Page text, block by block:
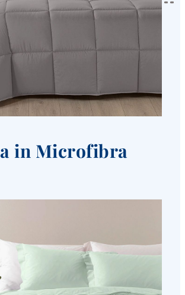
in Microfibra